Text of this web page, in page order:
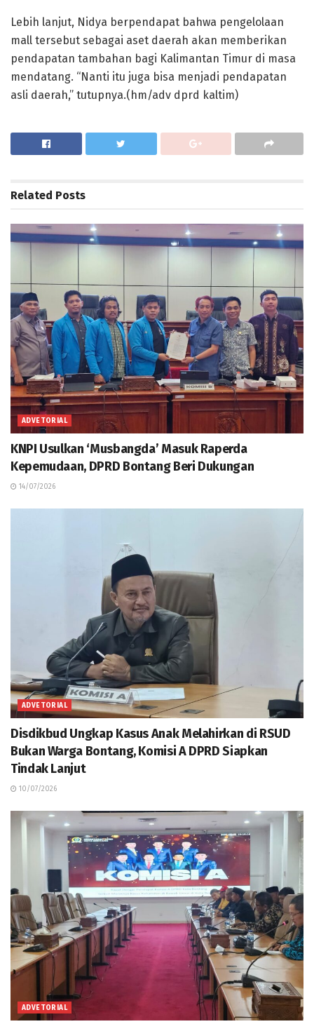
Lebih lanjut, Nidya berpendapat bahwa pengelolaan
mall tersebut sebagai aset daerah akan memberikan
pendapatan tambahan bagi Kalimantan Timur di masa
mendatang. “Nanti itu juga bisa menjadi pendapatan
asli daerah,” tutupnya.(hm/adv dprd kaltim)
Related Posts
ADVETORIAL
KNPI Usulkan ‘Musbangda’ Masuk Raperda
Kepemudaan, DPRD Bontang Beri Dukungan
14/07/2026
ADVETORIAL
Disdikbud Ungkap Kasus Anak Melahirkan di RSUD
Bukan Warga Bontang, Komisi A DPRD Siapkan
Tindak Lanjut
10/07/2026
ADVETORIAL